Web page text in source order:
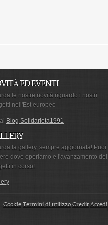
ED EVENTI
le nostre novità riguardo i nostri
nell'Est europeo
Blog Solidarietà1991
la gallery, sempre aggiornata! Puoi
dove operiamo e l'avanzamento dei
in corso!
Cookie Termini di utilizzo Credit Accedi